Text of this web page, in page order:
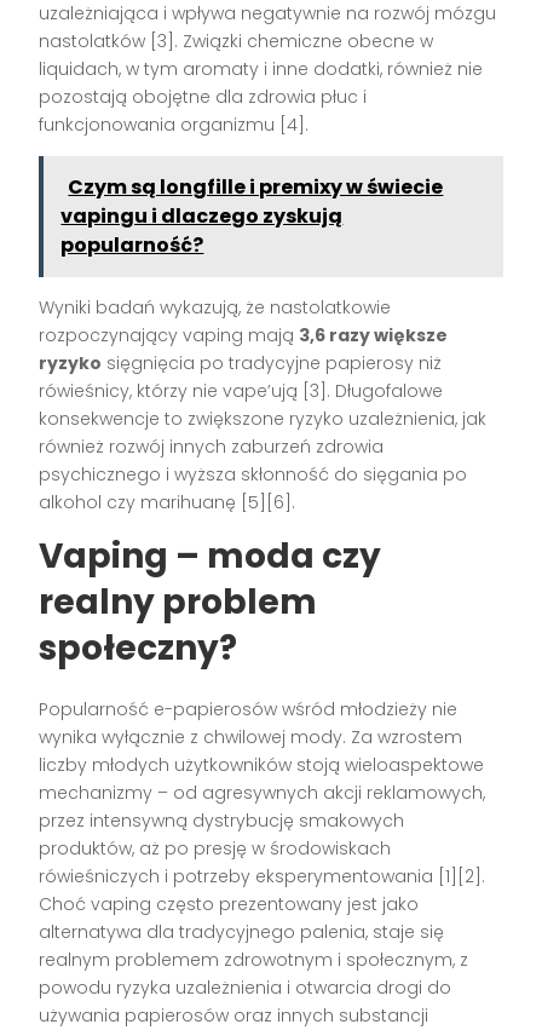
uzależniająca i wpływa negatywnie na rozwój mózgu
nastolatków [3] . Związki chemiczne obecne w
liquidach, w tym aromaty i inne dodatki, również nie
pozostają obojętne dla zdrowia płuc i
funkcjonowania organizmu [4] .
Czym są longfille i premixy w świecie
vapingu i dlaczego zyskują
popularność?
Wyniki badań wykazują, że nastolatkowie
rozpoczynający vaping mają 3,6 razy większe
ryzyko sięgnięcia po tradycyjne papierosy niż
rówieśnicy, którzy nie vape’ują [3] . Długofalowe
konsekwencje to zwiększone ryzyko uzależnienia, jak
również rozwój innych zaburzeń zdrowia
psychicznego i wyższa skłonność do sięgania po
alkohol czy marihuanę [5][6] .
Vaping – moda czy
realny problem
społeczny?
Popularność e-papierosów wśród młodzieży nie
wynika wyłącznie z chwilowej mody. Za wzrostem
liczby młodych użytkowników stoją wieloaspektowe
mechanizmy – od agresywnych akcji reklamowych,
przez intensywną dystrybucję smakowych
produktów, aż po presję w środowiskach
rówieśniczych i potrzeby eksperymentowania [1][2] .
Choć vaping często prezentowany jest jako
alternatywa dla tradycyjnego palenia, staje się
realnym problemem zdrowotnym i społecznym, z
powodu ryzyka uzależnienia i otwarcia drogi do
używania papierosów oraz innych substancji